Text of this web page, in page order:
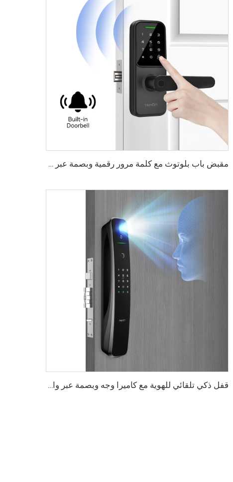
مقبض باب بلوتوث مع كلمة مرور رقمية وبصمة عبر واي فاي Tenon K8
قفل ذكي تلقائي للهوية مع كاميرا وجه وبصمة عبر واي فاي Tuya Tenon A9 Pro